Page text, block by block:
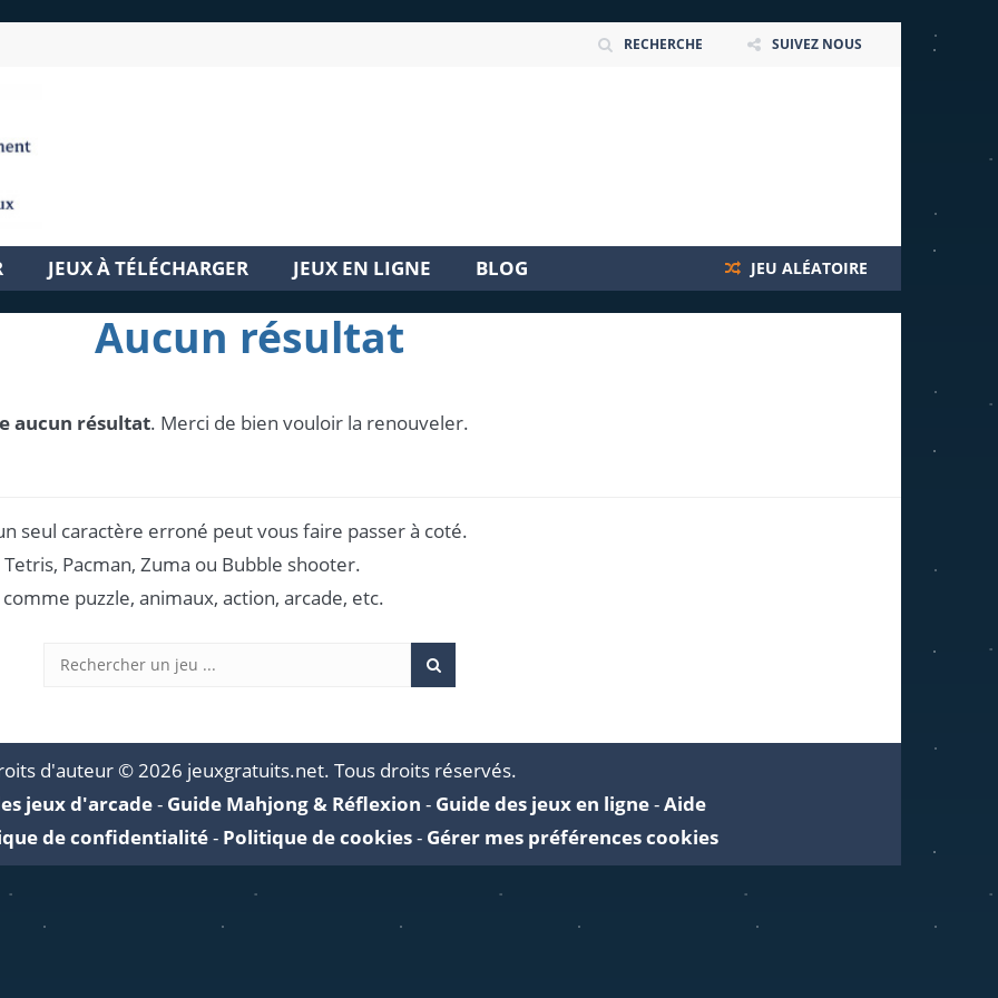
RECHERCHE SUIVEZ NOUS
JEUX À TÉLÉCHARGER JEUX EN LIGNE BLOG JEU ALÉATOIRE
Aucun résultat
aucun résultat. Merci de bien vouloir la renouveler.
seul caractère erroné peut vous faire passer à coté.
Pacman, Zuma ou Bubble shooter.
puzzle, animaux, action, arcade, etc.
d'auteur © 2026 jeuxgratuits.net. Tous droits réservés.
jeux d'arcade- Guide Mahjong & Réflexion - Guide des jeux en ligne-Aide
de confidentialité- Politique de cookies- Gérer mes préférences cookies